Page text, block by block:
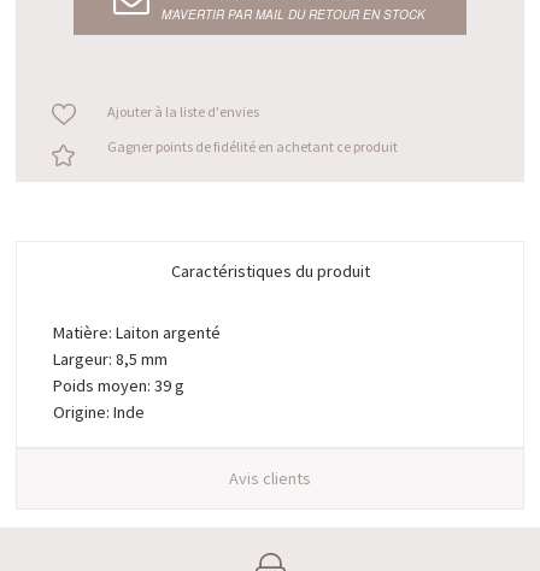
M’AVERTIR PAR MAIL DU RETOUR EN STOCK
Ajouter à la liste d'envies
Gagner points de fidélité en achetant ce produit
Caractéristiques du produit
Matière: Laiton argenté
Largeur: 8,5 mm
Poids moyen: 39 g
Origine: Inde
Avis clients